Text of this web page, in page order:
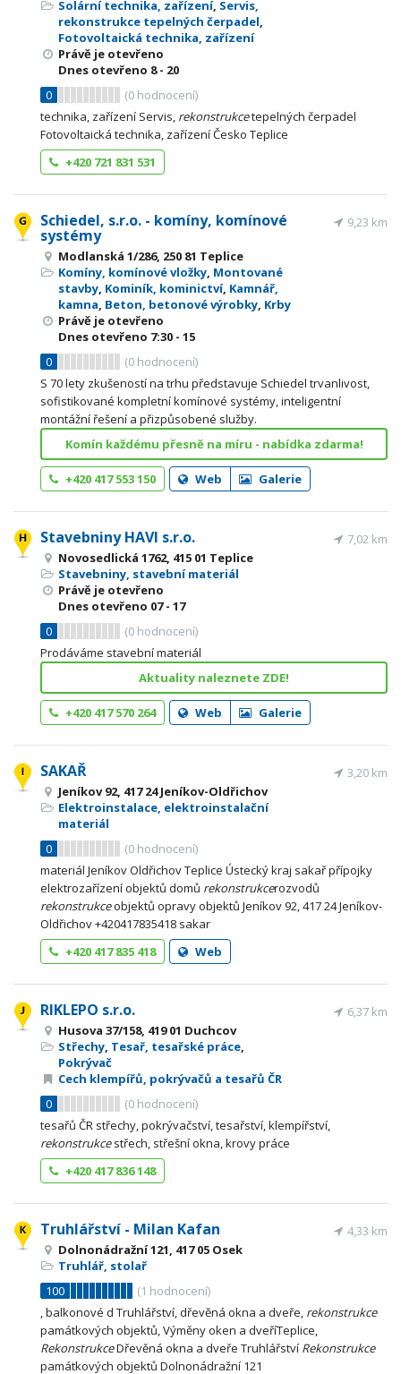
Solární technika, zařízení, Servis,
rekonstrukce tepelných čerpadel,
Fotovoltaická technika, zařízení
Právě je otevřeno
Dnes otevřeno 8 - 20
0
(0 hodnocení)
technika, zařízení Servis, rekonstrukcetepelných čerpadel
Fotovoltaická technika, zařízení Česko Teplice
+420 721 831 531
Schiedel, s.r.o. - komíny, komínové
systémy
Modlanská 1/286, 250 81 Teplice
Komíny, komínové vložky, Montované
stavby, Kominík, kominictví, Kamnář,
kamna, Beton, betonové výrobky, Krby
Právě je otevřeno
Dnes otevřeno 7:30 - 15
0
(0 hodnocení)
9,23 km
S 70 lety zkušeností na trhu představuje Schiedel trvanlivost,
sofistikované kompletní komínové systémy, inteligentní
montážní řešení a přizpůsobené služby.
Komín každému přesně na míru - nabídka zdarma!
+420 417 553 150 Web Galerie
Stavebniny HAVI s.r.o.
Novosedlická 1762, 415 01 Teplice
Stavebniny, stavební materiál
Právě je otevřeno
Dnes otevřeno 07 - 17
0
(0 hodnocení)
7,02 km
Prodáváme stavební materiál
Aktuality naleznete ZDE!
+420 417 570 264 Web Galerie
SAKAŘ
Jeníkov 92, 417 24 Jeníkov-Oldřichov
Elektroinstalace, elektroinstalační
materiál
0
(0 hodnocení)
3,20 km
materiál Jeníkov Oldřichov Teplice Ústecký kraj sakař přípojky
elektrozařízení objektů domů rekonstrukcerozvodů
rekonstrukceobjektů opravy objektů Jeníkov 92, 417 24 Jeníkov-
Oldřichov +420417835418 sakar
+420 417 835 418
Web
RIKLEPO s.r.o.
Husova 37/158, 419 01 Duchcov
Střechy, Tesař, tesařské práce,
Pokrývač
Cech klempířů, pokrývačů a tesařů ČR
0
(0 hodnocení)
6,37 km
tesařů ČR střechy, pokrývačství, tesařství, klempířství,
rekonstrukcestřech, střešní okna, krovy práce
+420 417 836 148
Truhlářství - Milan Kafan
Dolnonádražní 121, 417 05 Osek
Truhlář, stolař
100
(1 hodnocení)
4,33 km
, balkonové d Truhlářství, dřevěná okna a dveře, rekonstrukce
památkových objektů, Výměny oken a dveříTeplice,
RekonstrukceDřevěná okna a dveře Truhlářství Rekonstrukce
památkových objektů Dolnonádražní 121